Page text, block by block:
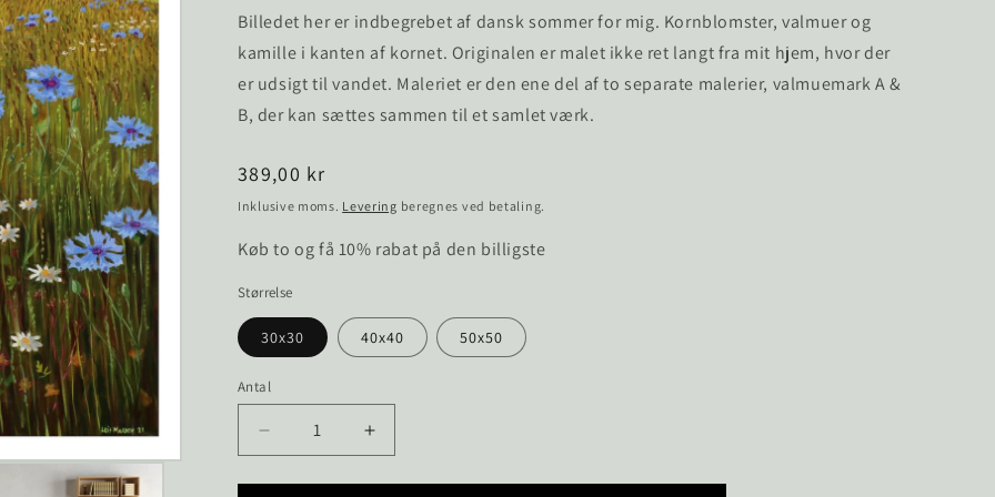
e
Billedet her er indbegrebet af dansk sommer for mig. Kornblomster, valmuer og
kamille i kanten af kornet. Originalen er malet ikke ret langt fra mit hjem, hvor der
er udsigt til vandet. Maleriet er den ene del af to separate malerier, valmuemark A &
B, der kan sættes sammen til et samlet værk.
Normalpris
389,00 kr
Inklusive moms. Levering beregnes ved betaling.
Køb to og få 10% rabat på den billigste
Størrelse
30x30 40x40 50x50
Antal
Reducer
antallet
for
Øg
antallet
for